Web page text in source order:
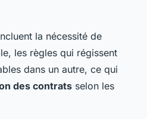
la nécessité de
les règles qui régissent
dans un autre, ce qui
des contrats selon les